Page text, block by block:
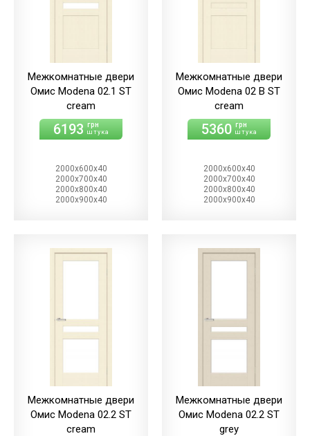
Межкомнатные двери
Омис Modena 02.1 ST
cream
6193 грн
штука
2000х600х40
2000х700х40
2000х800х40
2000х900х40
Межкомнатные двери
Омис Modena 02 B ST
cream
5360 грн
штука
2000х600х40
2000х700х40
2000х800х40
2000х900х40
Межкомнатные двери
Омис Modena 02.2 ST
cream
Межкомнатные двери
Омис Modena 02.2 ST
grey